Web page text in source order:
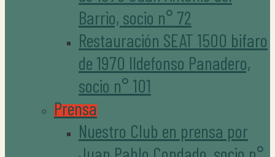
Barrio, socio n° 72
Restauración SEAT 1500 bifaro
de 1970 Ildefonso Panadero,
socio n° 101
Prensa
Nuestro Club en prensa por